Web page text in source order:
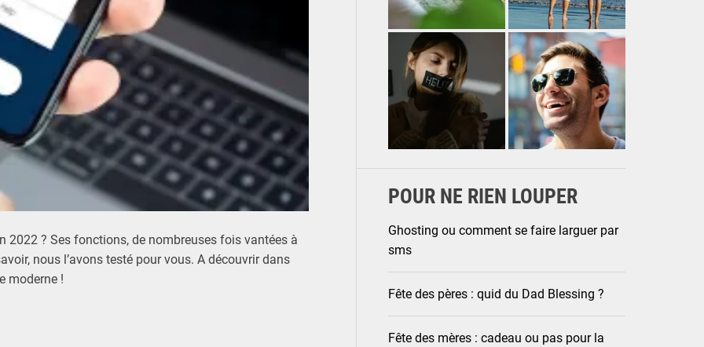
2022 ? Ses fonctions, de nombreuses fois vantées à
nous l’avons testé pour vous. A découvrir dans
moderne !
POUR NE RIEN LOUPER
Ghosting ou comment se faire larguer par
sms
Fête des pères : quid du Dad Blessing ?
Fête des mères : cadeau ou pas pour la